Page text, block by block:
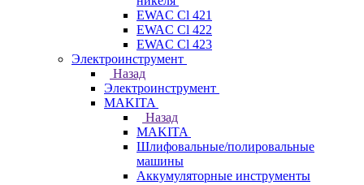
EWAC Cl 421
EWAC Cl 422
EWAC Cl 423
Электроинструмент
Назад
Электроинструмент
МAKITA
Назад
МAKITA
Шлифовальные/полировальные
машины
Аккумуляторные инструменты